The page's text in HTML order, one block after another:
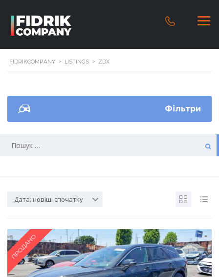
FIDRIKCOMPANY > LISTINGS > ZDX
Фільтри
Дата: новіші спочатку
ПРОДАНО